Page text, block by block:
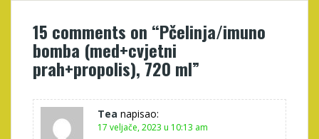
15 comments on “Pčelinja/imuno
bomba (med+cvjetni
prah+propolis), 720 ml”
Tea napisao:
17 veljače, 2023 u 10:13 am